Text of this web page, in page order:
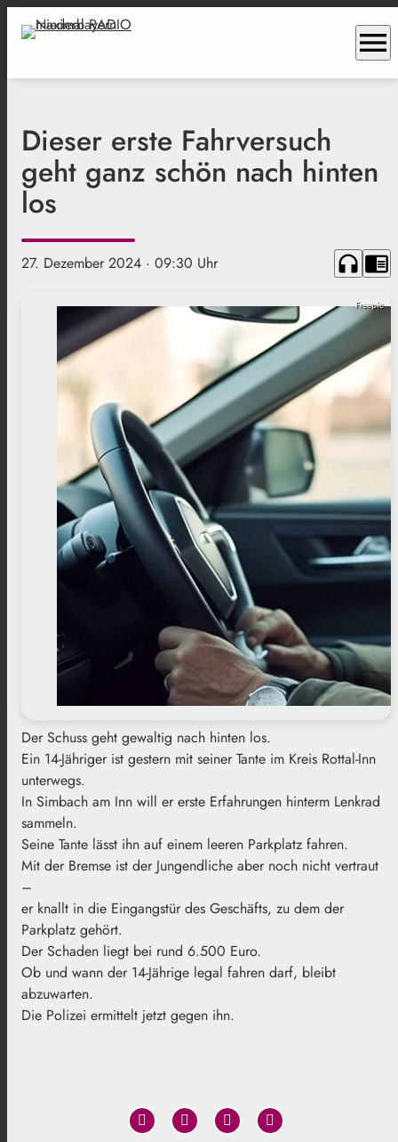
menu
Dieser erste Fahrversuch
geht ganz schön nach hinten
los
27. Dezember 2024 · 09:30 Uhr headphones chrome_reader_mode
Freepic
Der Schuss geht gewaltig nach hinten los.
Ein 14-Jähriger ist gestern mit seiner Tante im Kreis Rottal-Inn
unterwegs.
In Simbach am Inn will er erste Erfahrungen hinterm Lenkrad
sammeln.
Seine Tante lässt ihn auf einem leeren Parkplatz fahren.
Mit der Bremse ist der Jungendliche aber noch nicht vertraut
–
er knallt in die Eingangstür des Geschäfts, zu dem der
Parkplatz gehört.
Der Schaden liegt bei rund 6.500 Euro.
Ob und wann der 14-Jährige legal fahren darf, bleibt
abzuwarten.
Die Polizei ermittelt jetzt gegen ihn.